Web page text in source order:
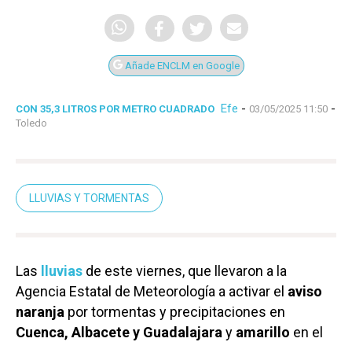
Añade ENCLM en Google
CON 35,3 LITROS POR METRO CUADRADO Efe - 03/05/2025 11:50 -
Toledo
LLUVIAS Y TORMENTAS
Las lluvias de este viernes, que llevaron a la
Agencia Estatal de Meteorología a activar el aviso
naranja por tormentas y precipitaciones en
Cuenca, Albacete y Guadalajara y amarillo en el